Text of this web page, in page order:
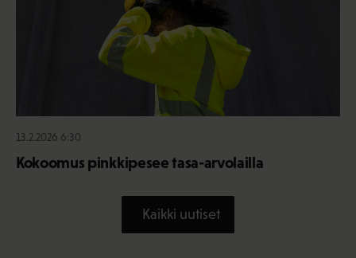
13.2.2026 6:30
Kokoomus pinkkipesee tasa-arvolailla
Kaikki uutiset